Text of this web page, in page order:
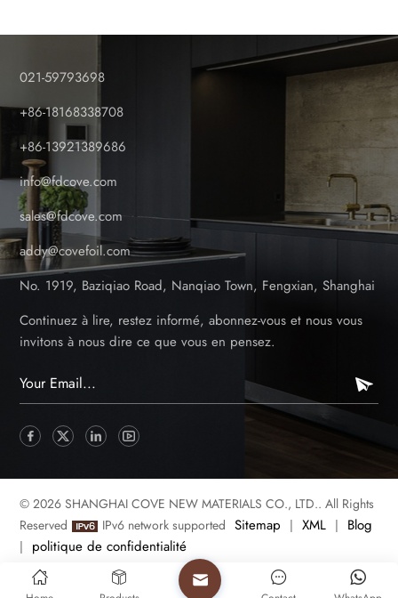
021-59793698
+86-18168338708
+86-13921389686
info@fdcove.com
sales@fdcove.com
addy@covefoil.com
No. 1919, Baziqiao Road, Nanqiao Town, Fengxian, Shanghai
Continuez à lire, restez informé, abonnez-vous et nous vous
invitons à nous dire ce que vous en pensez.
© 2026 SHANGHAI COVE NEW MATERIALS CO., LTD.. All Rights
Reserved
IPv6 network supported Sitemap | XML | Blog
| politique de confidentialité